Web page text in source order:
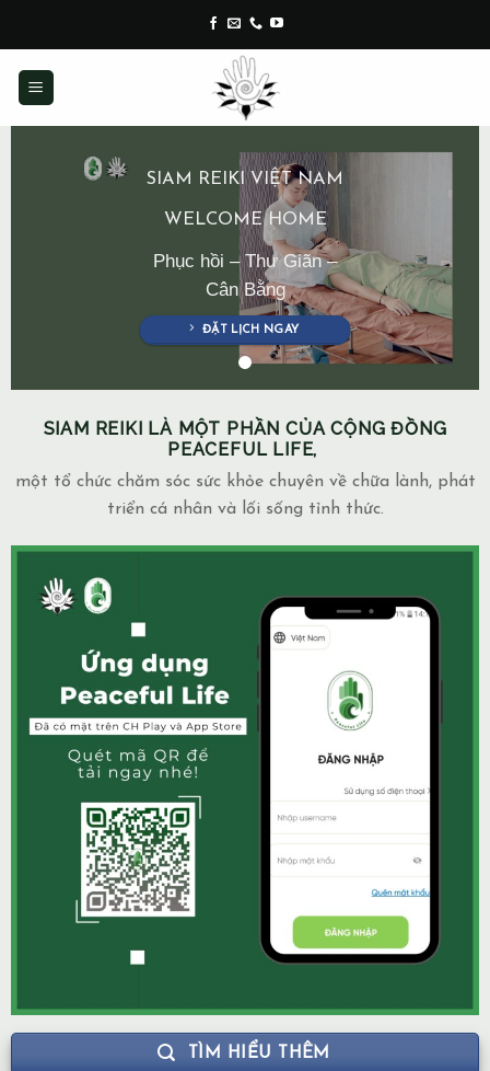
content
SIAM REIKI VIỆT NAM
WELCOME HOME
Phục hồi – Thư Giãn –
Cân Bằng
ĐẶT LỊCH NGAY
SIAM REIKI LÀ MỘT PHẦN CỦA CỘNG ĐỒNG
PEACEFUL LIFE,
một tổ chức chăm sóc sức khỏe chuyên về chữa lành, phát
triển cá nhân và lối sống tỉnh thức.
TÌM HIỂU THÊM